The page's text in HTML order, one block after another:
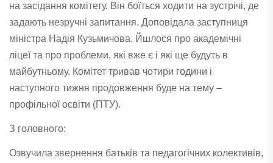
на засідання комітету. Він боїться ходити на зустрічі, де
задають незручні запитання. Доповідала заступниця
міністра Надія Кузьмичова. Йшлося про академічні
ліцеї та про проблеми, які вже є і які ще будуть в
майбутньому. Комітет тривав чотири години і
наступного тижня продовження буде на тему –
профільної освіти (ПТУ).
З головного:
Озвучила звернення батьків та педагогічних колективів,